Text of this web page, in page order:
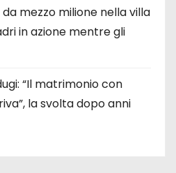
mezzo milione nella villa
in azione mentre gli
“Il matrimonio con
la svolta dopo anni